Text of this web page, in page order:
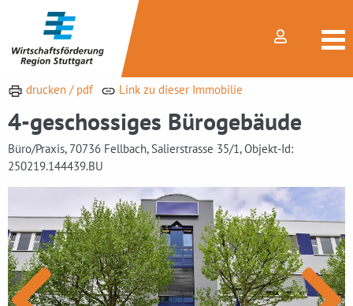
drucken / pdf Link zu dieser Immobilie
4-geschossiges Bürogebäude
Büro/Praxis, 70736 Fellbach, Salierstrasse 35/1, Objekt-Id:
250219.144439.BU